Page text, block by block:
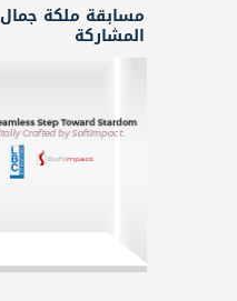
المشاركة